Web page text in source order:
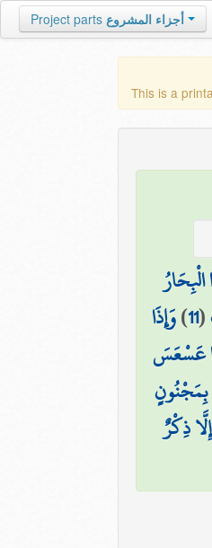
Project parts أجزاء المشروع
This is a
الْبِحَارُ
(
11
)وَإِذَا
عَسْعَسَ
ذِكْرٌ